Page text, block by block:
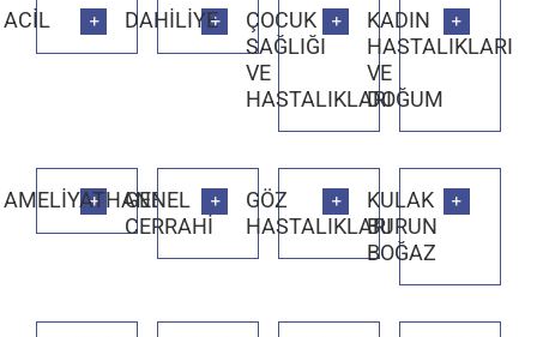
ACİL DAHİLİYE
ÇOCUK
SAĞLIĞI
VE
HASTALIKLARI
KADIN
HASTALIKLARI
VE
DOĞUM
AMELİYATHANELER
GENEL
CERRAHİ
GÖZ
HASTALIKLARI
KULAK
BURUN
BOĞAZ